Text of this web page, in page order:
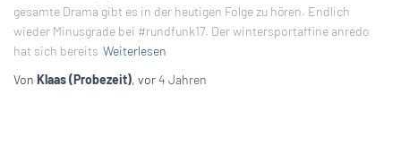
gesamte Drama gibt es in der heutigen Folge zu hören. Endlich
wieder Minusgrade bei #rundfunk17. Der wintersportaffine anredo
hat sich bereits Weiterlesen
Von Klaas (Probezeit), vor4 Jahren